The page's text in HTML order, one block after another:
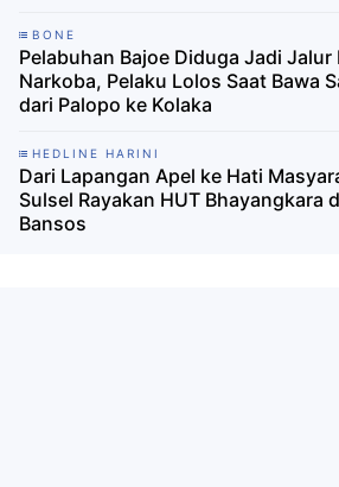
BONE
Pelabuhan Bajoe Diduga Jadi
Narkoba, Pelaku Lolos Saat Bawa
dari Palopo ke Kolaka
HEDLINE HARINI
Dari Lapangan Apel ke Hati
Sulsel Rayakan HUT Bhayangkara
Bansos